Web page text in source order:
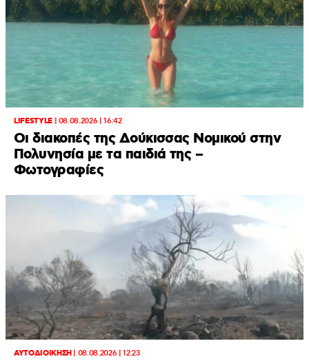
LIFESTYLE| 08.08.2026 | 16:42
Οι διακοπές της Δούκισσας Νομικού στην
Πολυνησία με τα παιδιά της –
Φωτογραφίες
ΑΥΤΟΔΙΟΙΚΗΣΗ| 08.08.2026 | 12:23